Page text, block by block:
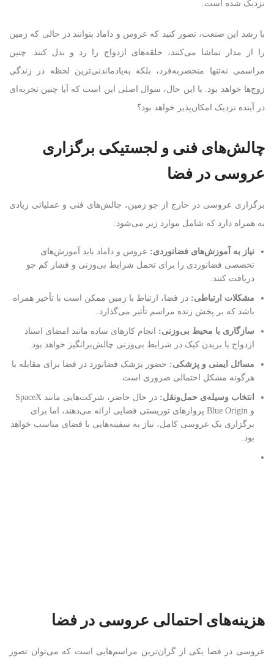
نزدیک شده است.
با رشد این صنعت، تصور کنید که عروس و داماد بتوانند در حالی که زمین
را از مدار تماشا می‌کنند، حلقه‌های ازدواج را رد و بدل کنند. چنین
مراسمی نه‌تنها منحصربه‌فرد، بلکه به‌یادماندنی‌ترین لحظه در زندگی
زوج‌ها خواهد بود. با این حال، سوال اصلی این است که آیا چنین تجربه‌ای
در آینده نزدیک امکان‌پذیر خواهد بود؟
چالش‌های فنی و لجستیکی برگزاری
عروسی در فضا
برگزاری عروسی در خارج از جو زمین، چالش‌های فنی و عملیاتی زیادی
به همراه دارد که شامل موارد زیر می‌شود:
نیاز به آموزش‌های فضانوردی: عروس و داماد باید آموزش‌های
تخصصی فضانوردی را برای تحمل شرایط بی‌وزنی و فشار کم جو
دریافت کنند.
مشکلات ارتباطی: در فضا، ارتباط با زمین ممکن است با تأخیر همراه
باشد که بر پخش زنده مراسم تأثیر می‌گذارد.
سازگاری با محیط بی‌وزنی: انجام کارهای ساده مانند امضای اسناد
ازدواج یا بریدن کیک در شرایط بی‌وزنی چالش‌برانگیز خواهد بود.
مسائل ایمنی و پزشکی: حضور پزشک فضانورد در فضا برای مقابله با
هرگونه مشکل احتمالی ضروری است.
انتخاب وسیله‌ی حمل‌ونقل:
در حال حاضر، شرکت‌هایی مانند SpaceX
و Blue Origin پروازهای توریستی فضایی ارائه می‌دهند، اما برای
برگزاری یک عروسی کامل، نیاز به سفینه‌هایی با فضای مناسب خواهد
بود.
هزینه‌های احتمالی عروسی در فضا
عروسی در فضا یکی از گران‌ترین مراسم‌هایی است که می‌توان تصور